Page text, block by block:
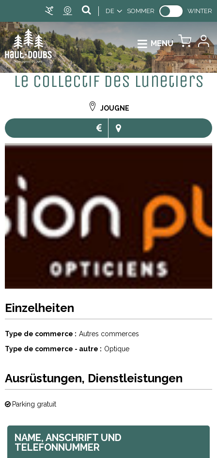
DE SOMMER WINTER
MENU
Le Collectif des Lunetiers
JOUGNE
Einzelheiten
Type de commerce
Autres commerces
Type de commerce - autre
Optique
Ausrüstungen, Dienstleistungen
Parking gratuit
NAME, ANSCHRIFT UND
TELEFONNUMMER